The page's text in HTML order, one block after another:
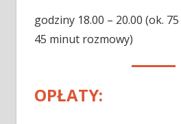
godziny 18.00 – 20.00 (ok.
45 minut rozmowy)
OPŁATY: